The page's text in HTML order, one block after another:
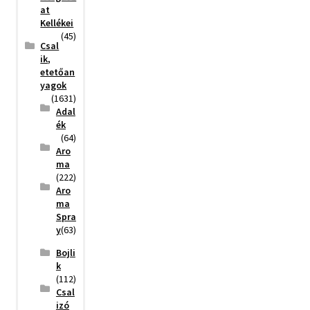
at
Kellékei
(45)
Csal
ik,
etetőan
yagok
(1631)
Adal
ék
(64)
Aro
ma
(222)
Aro
ma
Spra
y(63)
Bojli
k
(112)
Csal
izó